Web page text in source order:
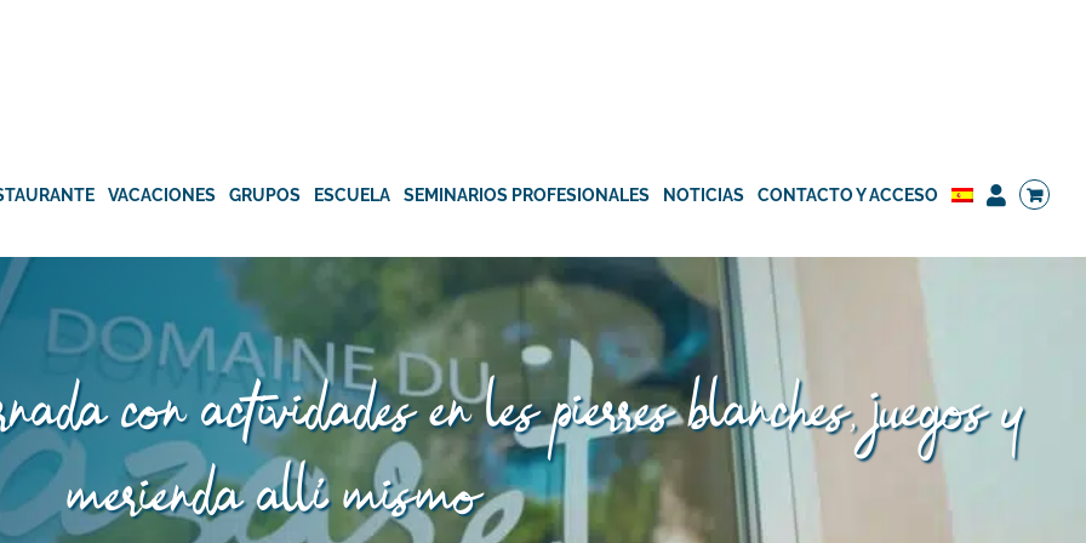
VACACIONES GRUPOS ESCUELA SEMINARIOS PROFESIONALES NOTICIAS CONTACTO Y ACCESO
con actividades en les pierres blanches, juegos y
merienda allí mismo